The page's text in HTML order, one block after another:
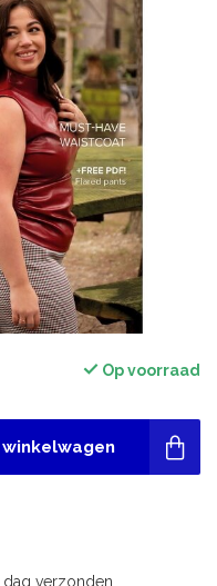
Op voorraad
verzonden